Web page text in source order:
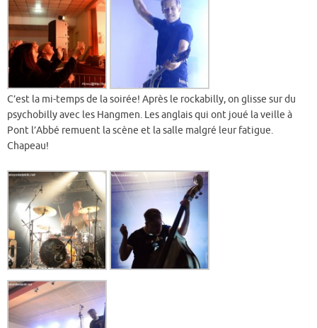
C’est la mi-temps de la soirée! Après le rockabilly, on glisse sur du
psychobilly avec les Hangmen. Les anglais qui ont joué la veille à
Pont l’Abbé remuent la scène et la salle malgré leur fatigue.
Chapeau!